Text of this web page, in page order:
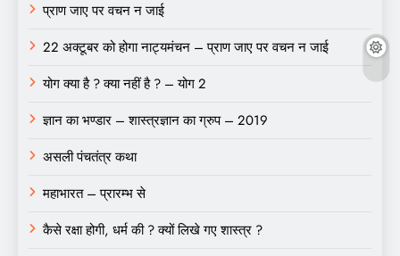
प्राण जाए पर वचन न जाई
22 अक्टूबर को होगा नाट्यमंचन – प्राण जाए पर वचन न जाई
योग क्या है ? क्या नहीं है ? – योग 2
ज्ञान का भण्डार – शास्त्रज्ञान का ग्रुप – 2019
असली पंचतंत्र कथा
महाभारत – प्रारम्भ से
कैसे रक्षा होगी, धर्म की ? क्यों लिखे गए शास्त्र ?